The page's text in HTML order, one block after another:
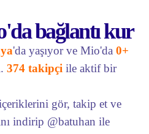
bağlantı kur
'da yaşıyor ve Mio'da 0+
374 takipçi ile aktif bir
gör, takip et ve
indirip @batuhan ile